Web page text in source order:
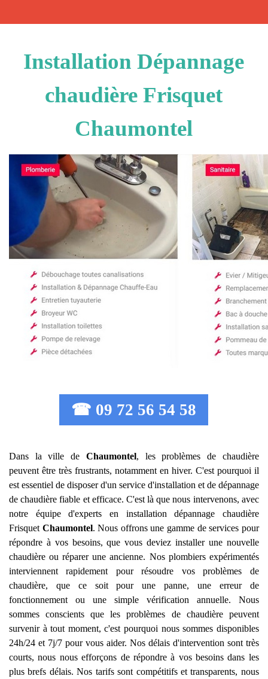
Installation Dépannage
chaudière Frisquet
Chaumontel
☎ 09 72 56 54 58
Dans la ville de Chaumontel, les problèmes de chaudière
peuvent être très frustrants, notamment en hiver. C'est pourquoi il
est essentiel de disposer d'un service d'installation et de dépannage
de chaudière fiable et efficace. C'est là que nous intervenons, avec
notre équipe d'experts en installation dépannage chaudière
Frisquet Chaumontel. Nous offrons une gamme de services pour
répondre à vos besoins, que vous deviez installer une nouvelle
chaudière ou réparer une ancienne. Nos plombiers expérimentés
interviennent rapidement pour résoudre vos problèmes de
chaudière, que ce soit pour une panne, une erreur de
fonctionnement ou une simple vérification annuelle. Nous
sommes conscients que les problèmes de chaudière peuvent
survenir à tout moment, c'est pourquoi nous sommes disponibles
24h/24 et 7j/7 pour vous aider. Nos délais d'intervention sont très
courts, nous nous efforçons de répondre à vos besoins dans les
plus brefs délais. Nos tarifs sont compétitifs et transparents, nous